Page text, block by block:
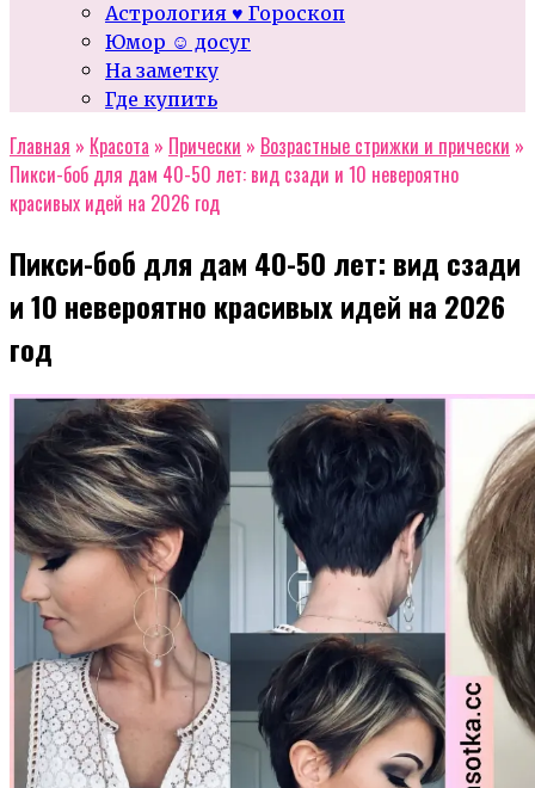
Астрология ♥ Гороскоп
Юмор ☺ досуг
На заметку
Где купить
Главная » Красота » Прически » Возрастные стрижки и прически »
Пикси-боб для дам 40-50 лет: вид сзади и 10 невероятно
красивых идей на 2026 год
Пикси-боб для дам 40-50 лет: вид сзади
и 10 невероятно красивых идей на 2026
год